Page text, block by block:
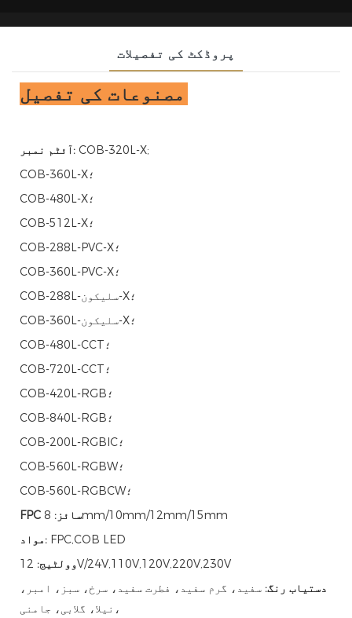
پروڈکٹ کی تفصیلات
آئٹم نمبر: COB-320L-X;
COB-360L-X؛
COB-480L-X؛
COB-512L-X؛
COB-288L-PVC-X؛
COB-360L-PVC-X؛
COB-288L-سلیکون-X؛
COB-360L-سلیکون-X؛
COB-480L-CCT؛
COB-720L-CCT؛
COB-420L-RGB؛
COB-840L-RGB؛
COB-200L-RGBIC؛
COB-560L-RGBW؛
COB-560L-RGBCW؛
FPC سائز:8mm/10mm/12mm/15mm
مواد: FPC,COB LED
وولٹیج:12V/24V,110V,120V,220V,230V
دستیاب رنگ: سفید، گرم سفید، فطرت سفید، سرخ، سبز، امبر،
نیلا، گلابی، جامنی،